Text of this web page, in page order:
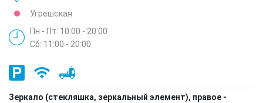
Угрешская
Пн - Пт: 10:00 - 20:00
Сб: 11:00 - 20:00
Зеркало (стекляшка, зеркальный элемент), правое -